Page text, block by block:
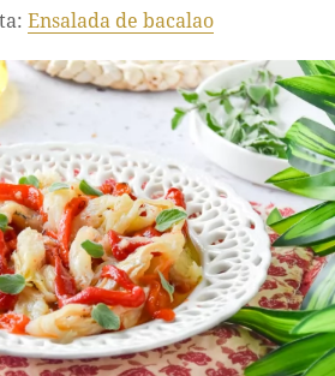
Ensalada de bacalao